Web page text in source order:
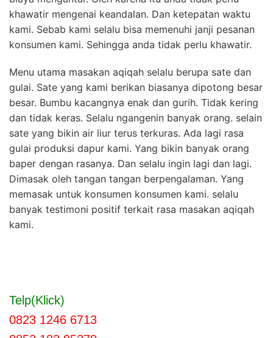
khawatir mengenai keandalan. Dan ketepatan waktu
kami. Sebab kami selalu bisa memenuhi janji pesanan
konsumen kami. Sehingga anda tidak perlu khawatir.
Menu utama masakan aqiqah selalu berupa sate dan
gulai. Sate yang kami berikan biasanya dipotong besar
besar. Bumbu kacangnya enak dan gurih. Tidak kering
dan tidak keras. Selalu ngangenin banyak orang. selain
sate yang bikin air liur terus terkuras. Ada lagi rasa
gulai produksi dapur kami. Yang bikin banyak orang
baper dengan rasanya. Dan selalu ingin lagi dan lagi.
Dimasak oleh tangan tangan berpengalaman. Yang
memasak untuk konsumen konsumen kami. selalu
banyak testimoni positif terkait rasa masakan aqiqah
kami.
Telp(Klick)
0823 1246 6713